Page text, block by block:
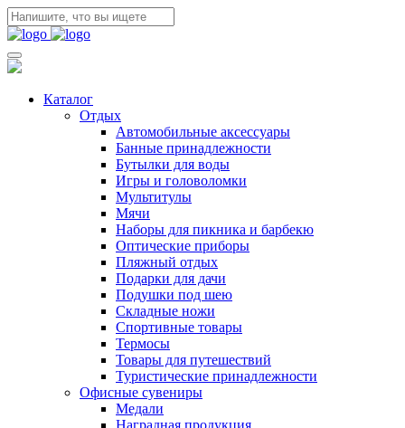
Каталог
Отдых
Автомобильные аксессуары
Банные принадлежности
Бутылки для воды
Игры и головоломки
Мультитулы
Мячи
Наборы для пикника и барбекю
Оптические приборы
Пляжный отдых
Подарки для дачи
Подушки под шею
Складные ножи
Спортивные товары
Термосы
Товары для путешествий
Туристические принадлежности
Офисные сувениры
Медали
Наградная продукция